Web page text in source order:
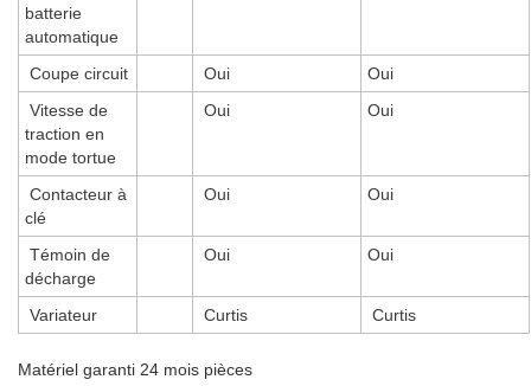
batterie
automatique
Coupe circuit Oui
Oui
Vitesse de
traction en
mode tortue
Oui Oui
Contacteur à
clé
Oui Oui
Témoin de
décharge
Oui Oui
Variateur Curtis Curtis
Matériel garanti 24 mois pièces